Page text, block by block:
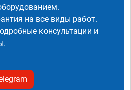
на все виды работ.
консультации и